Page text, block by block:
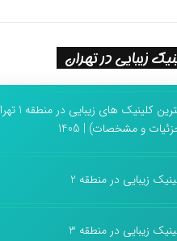
زیبایی در تهران
بهترین کلینیک
و مشخصات) | 1405
زیبایی در منطقه 2
زیبایی در منطقه 3